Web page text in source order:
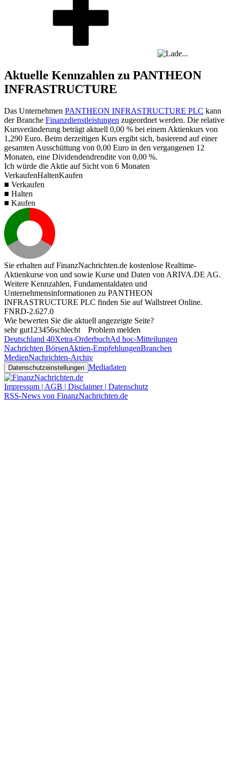
Aktuelle Kennzahlen zu PANTHEON
INFRASTRUCTURE
Das Unternehmen PANTHEON INFRASTRUCTURE PLC kann
der Branche Finanzdienstleistungen zugeordnet werden. Die relative
Kursveränderung beträgt aktuell 0,00 % bei einem Aktienkurs von
1,290 Euro. Beim derzeitigen Kurs ergibt sich, basierend auf einer
gesamten Ausschüttung von 0,00 Euro in den vergangenen 12
Monaten, eine Dividendendrendite von 0,00 %.
Ich würde die Aktie auf Sicht von 6 Monaten
VerkaufenHaltenKaufen
■ Verkaufen
■ Halten
■ Kaufen
Sie erhalten auf FinanzNachrichten.de kostenlose Realtime-
Aktienkurse von und sowie Kurse und Daten von ARIVA.DE AG.
Weitere Kennzahlen, Fundamentaldaten und
Unternehmensinformationen zu PANTHEON
INFRASTRUCTURE PLC finden Sie aufWallstreet Online.
FNRD-2.627.0
Wie bewerten Sie die aktuell angezeigte Seite?
sehr gut1 23456schlecht
Problem melden
Deutschland 40Xetra-OrderbuchAd hoc-Mitteilungen
Nachrichten BörsenAktien-EmpfehlungenBranchen
MedienNachrichten-Archiv
Datenschutzeinstellungen Mediadaten
Impressum | AGB | Disclaimer | Datenschutz
RSS-News von FinanzNachrichten.de